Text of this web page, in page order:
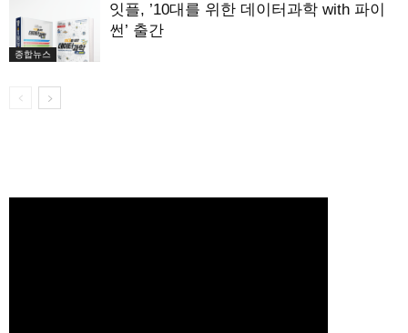
종합뉴스
잇플, ’10대를 위한 데이터과학 with 파이
썬’ 출간